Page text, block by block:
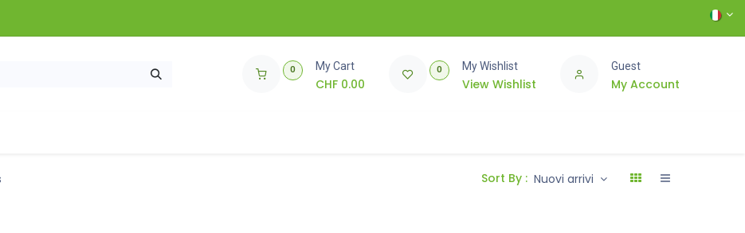
0 My Cart
CHF 0.00
0 My Wishlist
View Wishlist
Guest
My Account
Sort By : Nuovi arrivi